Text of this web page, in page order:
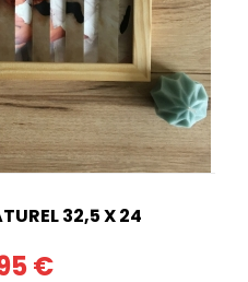
32,5 X 24
€